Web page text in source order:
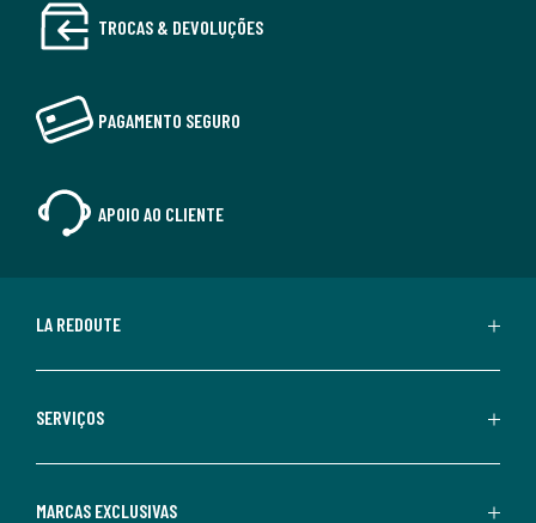
TROCAS & DEVOLUÇÕES
PAGAMENTO SEGURO
APOIO AO CLIENTE
LA REDOUTE
SERVIÇOS
MARCAS EXCLUSIVAS